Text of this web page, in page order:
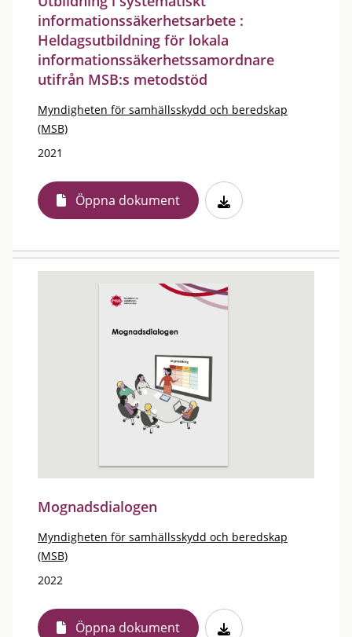
informationssäkerhetsarbete :
Heldagsutbildning för lokala
informationssäkerhetssamordnare
utifrån MSB:s metodstöd
Myndigheten för samhällsskydd och beredskap
(MSB)
2021
Öppna dokument
Mognadsdialogen
Myndigheten för samhällsskydd och beredskap
(MSB)
2022
Öppna dokument